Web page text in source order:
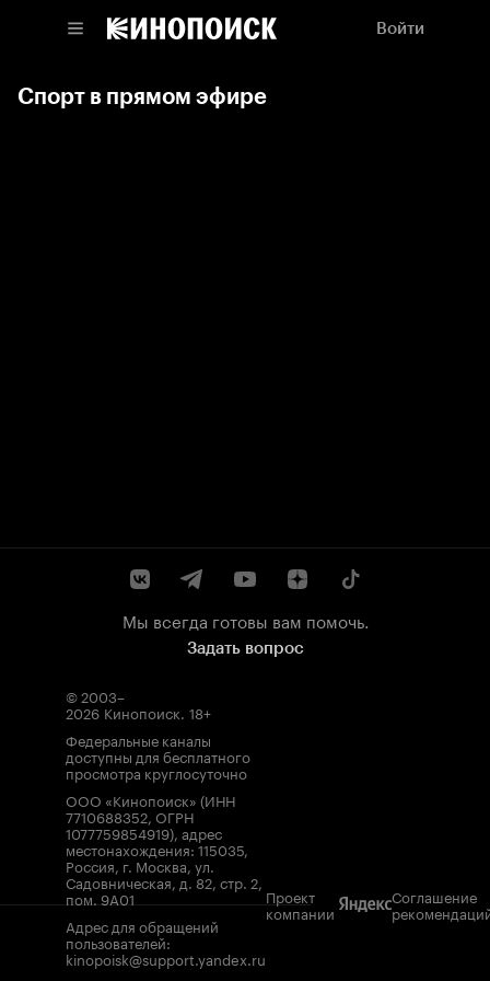
Войти
Спорт в прямом эфире
Мы всегда готовы вам помочь.
Задать вопрос
© 2003–
2026 Кинопоиск. 18+
Федеральные каналы
доступны для бесплатного
просмотра круглосуточно
ООО «Кинопоиск» (ИНН
7710688352, ОГРН
1077759854919), адрес
местонахождения: 115035,
Россия, г. Москва, ул.
Садовническая, д. 82, стр. 2,
пом. 9А01
Адрес для обращений
пользователей:
kinopoisk@support.yandex.ru
Проект
компании
Соглашение